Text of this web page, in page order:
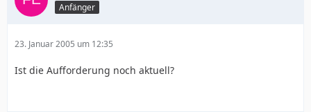
Anfänger
23. Januar 2005 um 12:35
Ist die Aufforderung noch aktuell?